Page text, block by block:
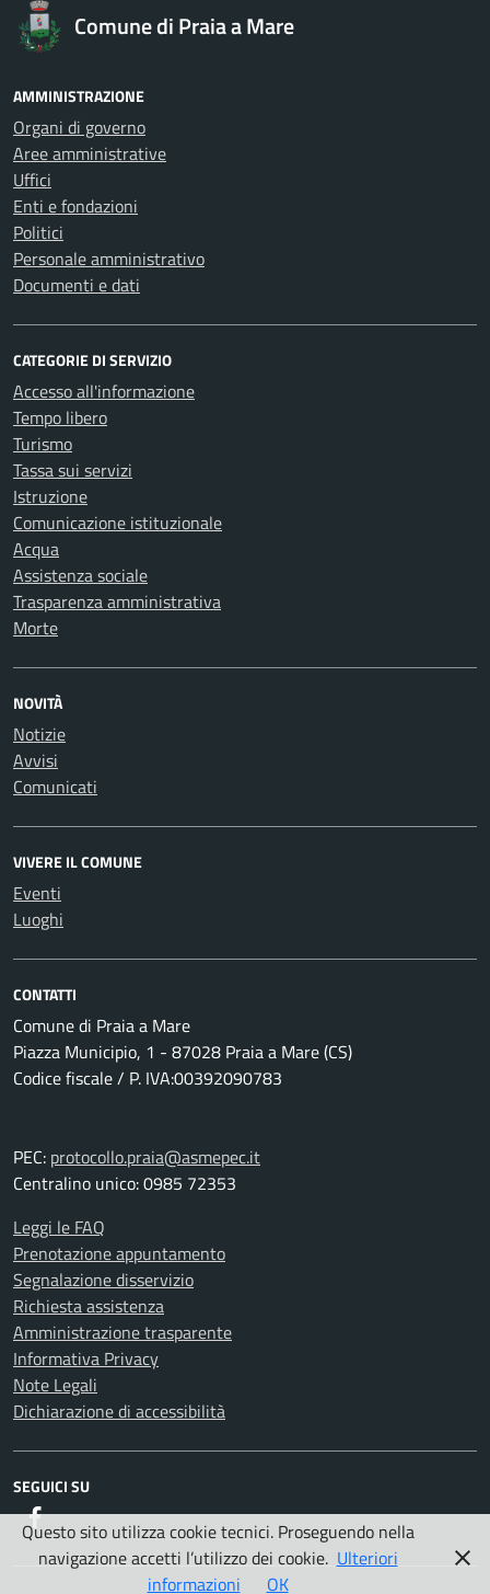
Comune di Praia a Mare
AMMINISTRAZIONE
Organi di governo
Aree amministrative
Uffici
Enti e fondazioni
Politici
Personale amministrativo
Documenti e dati
CATEGORIE DI SERVIZIO
Accesso all'informazione
Tempo libero
Turismo
Tassa sui servizi
Istruzione
Comunicazione istituzionale
Acqua
Assistenza sociale
Trasparenza amministrativa
Morte
NOVITÀ
Notizie
Avvisi
Comunicati
VIVERE IL COMUNE
Eventi
Luoghi
CONTATTI
Comune di Praia a Mare
Piazza Municipio, 1 - 87028 Praia a Mare (CS)
Codice fiscale / P. IVA:00392090783
PEC: protocollo.praia@asmepec.it
Centralino unico: 0985 72353
Leggi le FAQ
Prenotazione appuntamento
Segnalazione disservizio
Richiesta assistenza
Amministrazione trasparente
Informativa Privacy
Note Legali
Dichiarazione di accessibilità
SEGUICI SU
Facebook
Questo sito utilizza cookie tecnici. Proseguendo nella
navigazione accetti l’utilizzo dei cookie. Ulteriori
informazioni
OK